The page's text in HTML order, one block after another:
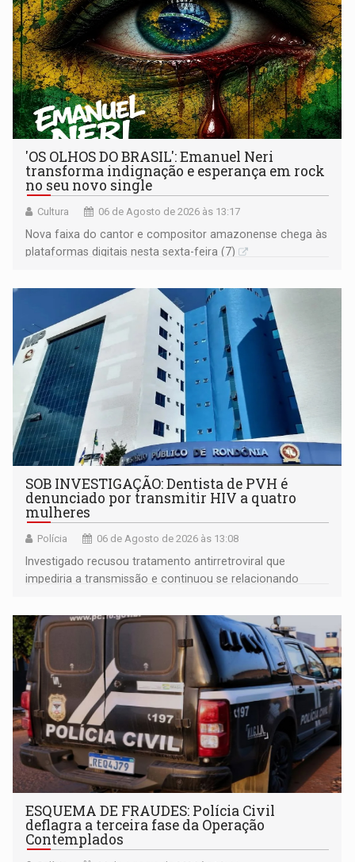
'OS OLHOS DO BRASIL': Emanuel Neri
transforma indignação e esperança em rock
no seu novo single
Cultura 06 de Agosto de 2026 às 13:17
Nova faixa do cantor e compositor amazonense chega às
plataformas digitais nesta sexta-feira (7)
SOB INVESTIGAÇÃO: Dentista de PVH é
denunciado por transmitir HIV a quatro
mulheres
Polícia 06 de Agosto de 2026 às 13:08
Investigado recusou tratamento antirretroviral que
impediria a transmissão e continuou se relacionando
ESQUEMA DE FRAUDES: Polícia Civil
deflagra a terceira fase da Operação
Contemplados